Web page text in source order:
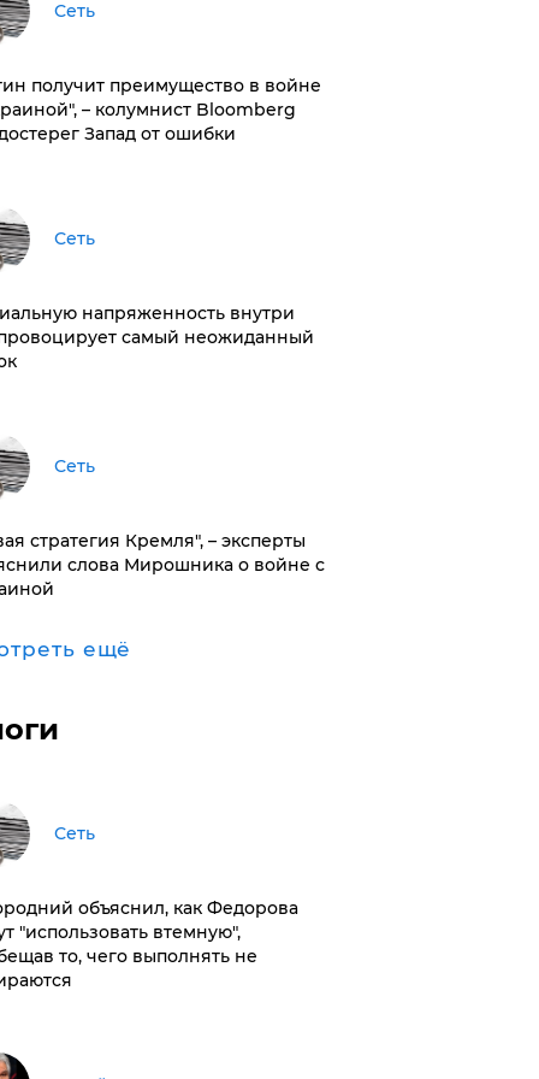
Сеть
получит преимущество в войне
– колумнист Bloomberg
Запад от ошибки
Сеть
напряженность внутри
самый неожиданный
Сеть
стратегия Кремля", – эксперты
слова Мирошника о войне с
ещё
Сеть
объяснил, как Федорова
"использовать втемную",
то, чего выполнять не